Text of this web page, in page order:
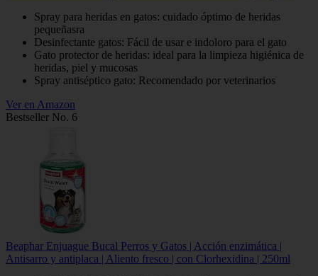
Spray para heridas en gatos: cuidado óptimo de heridas
pequeñasra
Desinfectante gatos: Fácil de usar e indoloro para el gato
Gato protector de heridas: ideal para la limpieza higiénica de
heridas, piel y mucosas
Spray antiséptico gato: Recomendado por veterinarios
Ver en Amazon
Bestseller No. 6
Beaphar Enjuague Bucal Perros y Gatos | Acción enzimática |
Antisarro y antiplaca | Aliento fresco | con Clorhexidina | 250ml